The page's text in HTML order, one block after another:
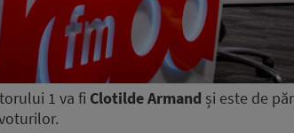
1 va fi Clotilde Armand și este de